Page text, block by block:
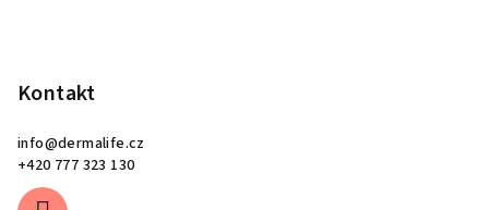
Kontakt
info@dermalife.cz
+420 777 323 130